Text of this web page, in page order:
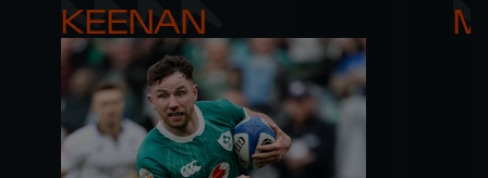
KEENAN